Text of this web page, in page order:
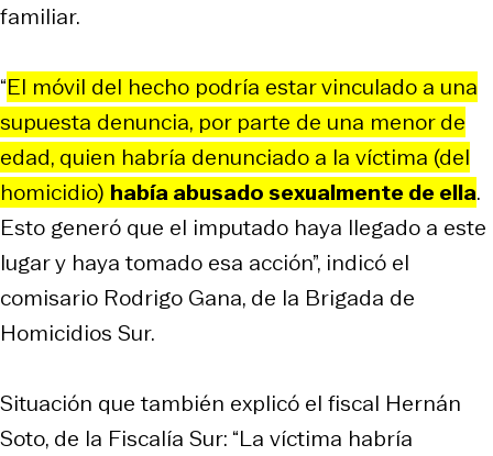
familiar.
“El móvil del hecho podría estar vinculado a una
supuesta denuncia, por parte de una menor de
edad, quien habría denunciado a la víctima (del
homicidio) había abusado sexualmente de ella.
Esto generó que el imputado haya llegado a este
lugar y haya tomado esa acción”, indicó el
comisario Rodrigo Gana, de la Brigada de
Homicidios Sur.
Situación que también explicó el fiscal Hernán
Soto, de la Fiscalía Sur: “La víctima habría